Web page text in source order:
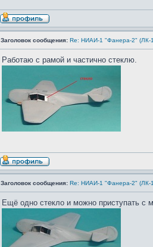
Заголовок сообщения: Re: НИАИ-1 "Фанера-2" (ЛК-
Работаю с рамой и частично стеклю.
Заголовок сообщения: Re: НИАИ-1 "Фанера-2" (ЛК-
Ещё одно стекло и можно приступать с